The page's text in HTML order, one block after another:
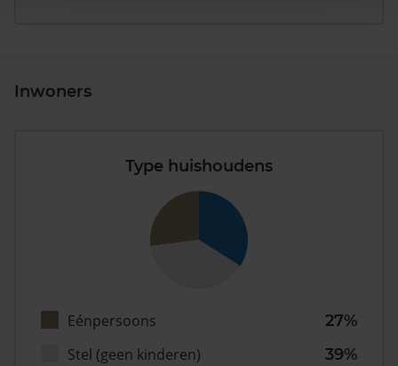
Inwoners
Type huishoudens
Eénpersoons
27%
Stel (geen kinderen)
39%